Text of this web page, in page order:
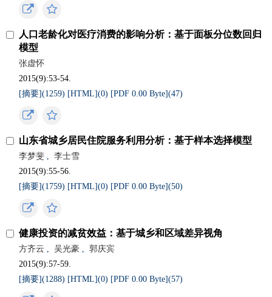
人口老龄化对医疗消费的影响分析：基于面板分位数回归
模型
张虚怀
2015(9):53-54.
[摘要](1259) [HTML](0) [PDF 0.00 Byte](47)
山东省城乡居民住院服务利用分析：基于样本选择模型
李梦斐 ,
李士雪
2015(9):55-56.
[摘要](1759) [HTML](0) [PDF 0.00 Byte](50)
健康投资的减贫效益：基于城乡和区域差异视角
方齐云 , 吴光豪 ,
郭庆宾
2015(9):57-59.
[摘要](1288) [HTML](0) [PDF 0.00 Byte](57)